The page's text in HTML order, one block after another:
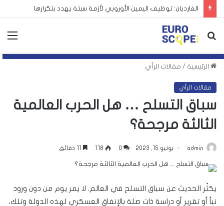
الغارديان: توظيف اليمين الأوروبي لأزمة سبتة يهدد بتكرارها
بحث
الرئيسية / مقالات الرأي
مقالات الرأي
سباق التسلح … هل الحرب العالمية
الثالثة مرجحة؟
admin يونيو 15, 2023 0
118
يكثُر الحديث عن سباق التسلح في العالم. لا يمر يوم من دون ورود
نبأ أو تقرير أو دراسة ذات صلة بالإنفاق العسكري لهذه الدولة وتلك،